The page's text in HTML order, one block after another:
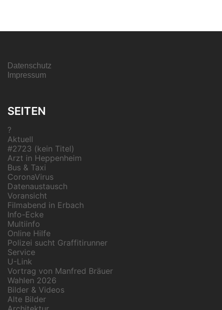
Datenschutz
Impressum
SEITEN
?
Aktuell
#2723 (kein Titel)
Arzt in Heppenheim
Bus & Taxi
CoronaVirus
Datenaustausch
Voransicht
Filmabend in Erbach
Info-Ecke
Multiinfo
Online Hilfe
Polizei sucht Graffitirunner
Service
U-Link
Vortrag von Manfred Bräuer
Wahlen 2026
Bilder & Videos
Alte Bilder